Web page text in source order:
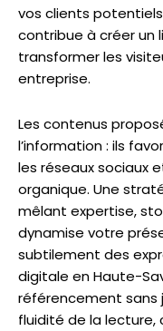
vos clients
contribue à créer un
transformer les
entreprise.
Les contenus
l’information : ils
les réseaux sociaux
organique. Une
mêlant expertise,
dynamise votre
subtilement des
digitale en Haute-
référencement sans
fluidité de la